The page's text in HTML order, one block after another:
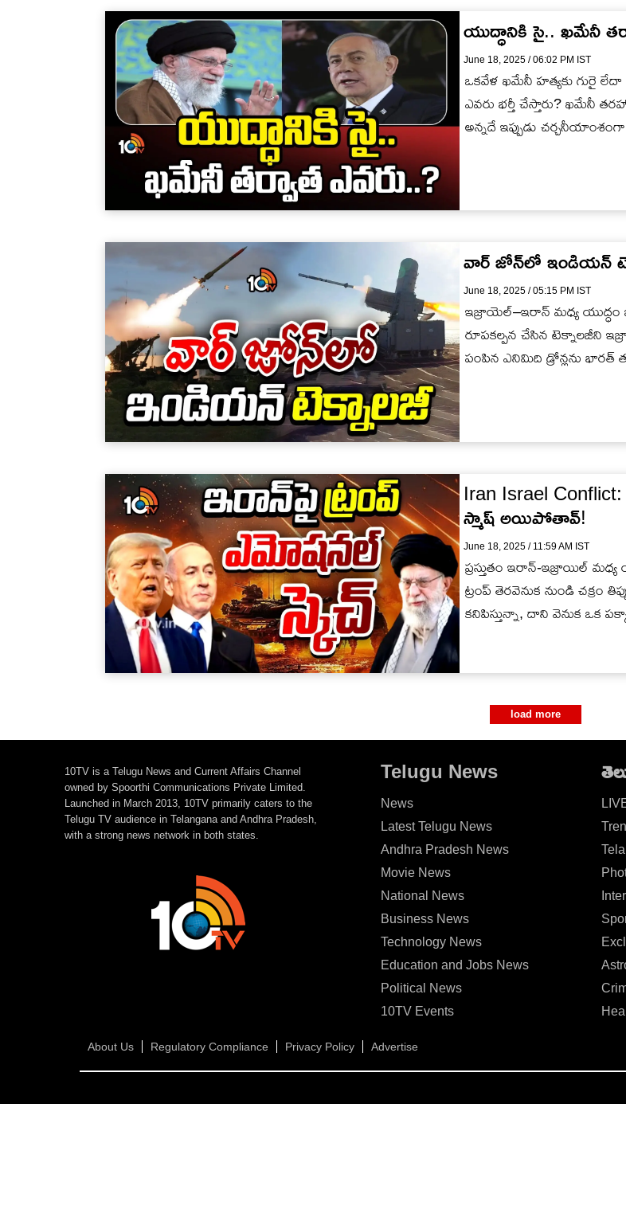
యుద్ధానికి సై.. ఖమేనీ
June 18, 2025 / 06:02 PM IST
ఒకవేళ ఖమేనీ హత్యకు గురై
ఎవరు భర్తీ చేస్తారు? ఖమేనీ
అన్నదే ఇప్పుడు
వార్‎ జోన్‎లో ఇండియన్
June 18, 2025 / 05:15 PM IST
ఇజ్రాయెల్–ఇరాన్ మధ్య యుద్ధం
రూపకల్పన చేసిన టెక్నాలజీని
పంపిన ఎనిమిది డ్రోన్లను
Iran Israel
స్మాష్ అయిపోతావ్!
June 18, 2025 / 11:59 AM IST
ప్రస్తుతం ఇరాన్-ఇజ్రాయిల్ మధ్య
ట్రంప్ తెరవెనుక నుండి చక్రం
కనిపిస్తున్నా, దాని వెనుక ఒక
load more
10TV is a Telugu News and Current Affairs Channel
owned by Spoorthi Communications Private Limited.
Launched in March 2013, 10TV primarily caters to the
Telugu TV audience in Telangana and Andhra Pradesh,
with a strong news network in both states.
Telugu News
News
Latest Telugu News
Andhra Pradesh News
Movie News
National News
Business News
Technology News
Education and Jobs News
Political News
10TV Events
About Us Regulatory Compliance Privacy Policy Advertise